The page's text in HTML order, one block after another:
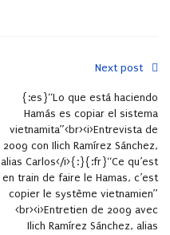
Next post
{:es}“Lo que está haciendo
Hamás es copiar el sistema
vietnamita”<br><i>Entrevista de
2009 con Ilich Ramírez Sánchez,
alias Carlos</i>{:}{:fr}“Ce qu’est
en train de faire le Hamas, c’est
copier le système vietnamien”
<br><i>Entretien de 2009 avec
Ilich Ramírez Sánchez, alias